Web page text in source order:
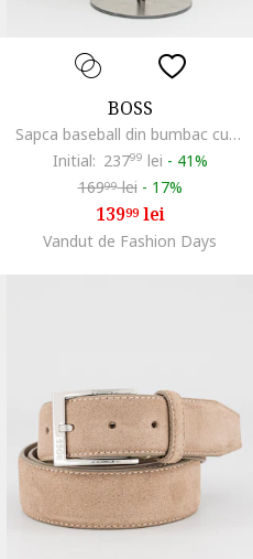
BOSS
Sapca baseball din bumbac cu aplicatie logo Zed, Bej
Initial: 23799 lei - 41%
16999lei - 17%
13999lei
Vandut de Fashion Days